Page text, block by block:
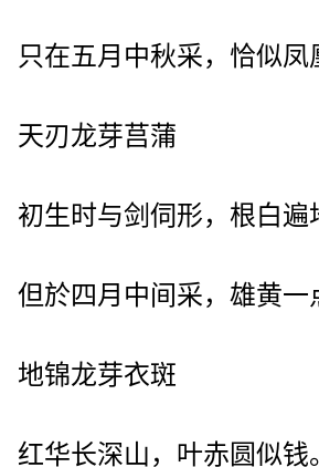
只在五月中秋采，恰似凤
天刃龙芽莒蒲
初生时与剑伺形，根白遍
但於四月中间采，雄黄一
地锦龙芽衣斑
红华长深山，叶赤圆似钱